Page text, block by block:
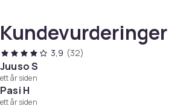
annen ved å børste av støv
inkludert) eller vaske det. Etter 3-6
bytte til et nytt filter for å bevare
og ytelsen til Dyson-støvsugeren.
OBS:
Kundevurderinger
3,9 (32)
Juuso S
ett år siden
Pasi H
ett år siden